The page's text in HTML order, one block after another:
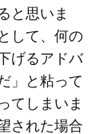
と思いま
して、何の
げるアドバ
」と粘って
てしまいま
された場合